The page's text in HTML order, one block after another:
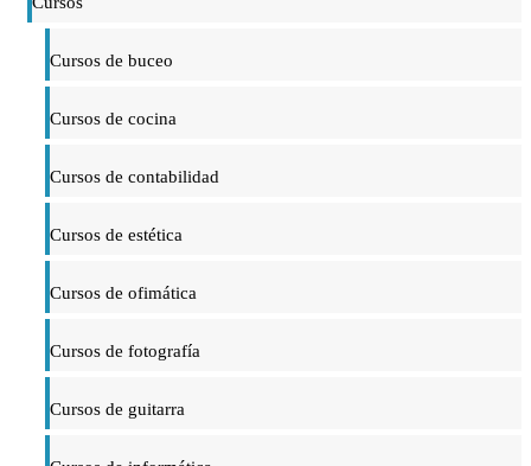
Cursos de buceo
Cursos de cocina
Cursos de contabilidad
Cursos de estética
Cursos de ofimática
Cursos de fotografía
Cursos de guitarra